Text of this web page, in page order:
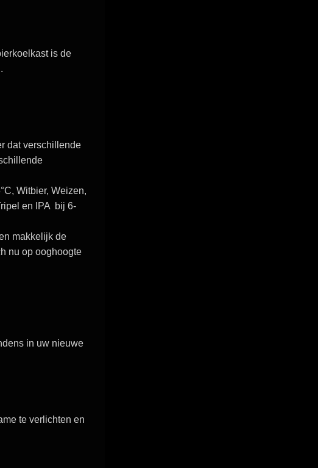
is de
dat verschillende
, Witbier, Weizen,
en IPA bij 6-
makkelijk de
nu op ooghoogte
in uw nieuwe
te verlichten en